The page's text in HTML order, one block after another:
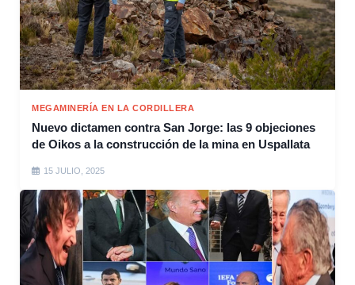
MEGAMINERÍA EN LA CORDILLERA
Nuevo dictamen contra San Jorge: las 9 objeciones
de Oikos a la construcción de la mina en Uspallata
15 JULIO, 2025